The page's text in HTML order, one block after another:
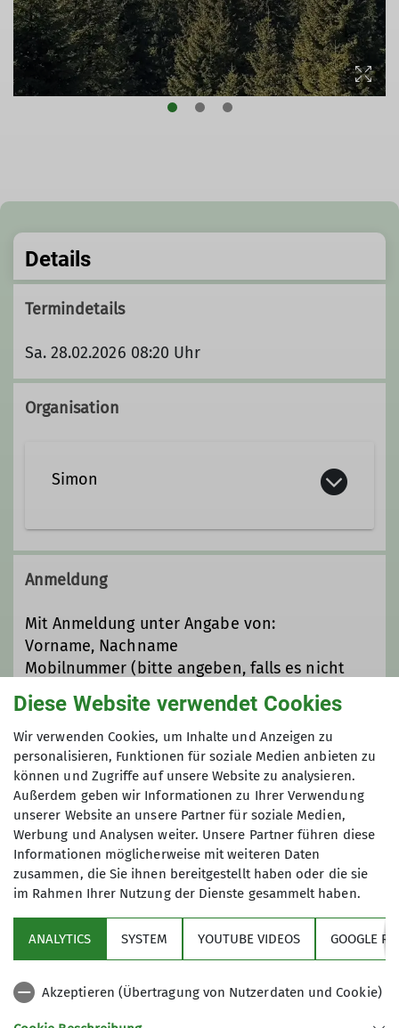
Details
Termindetails
Sa. 28.02.2026 08:20 Uhr
Organisation
Simon
simon@dav-goc.de
Qualifikationen
Wanderleiter*in
Trainer*in C Bergwandern
Details
Anmeldung
Mit Anmeldung unter Angabe von:
Vorname, Nachname
Mobilnummer (bitte angeben, falls es nicht
gewünscht ist, zu einer eventuellen WhatsApp-
Gruppe hinzugefügt zu werden)
GOC- bzw. DAV-Mitglied: ja/nein (falls nein,
Angabe der Haftpflichtversicherung)
Deutschlandticket vorhanden: ja/nein
Anmeldung bis
27.02.2026
Sektion
Diese Website verwendet Cookies
Wir verwenden Cookies, um Inhalte und Anzeigen zu
personalisieren, Funktionen für soziale Medien anbieten zu
können und Zugriffe auf unsere Website zu analysieren.
Außerdem geben wir Informationen zu Ihrer Verwendung
unserer Website an unsere Partner für soziale Medien,
Werbung und Analysen weiter. Unsere Partner führen diese
Informationen möglicherweise mit weiteren Daten
zusammen, die Sie ihnen bereitgestellt haben oder die sie
im Rahmen Ihrer Nutzung der Dienste gesammelt haben.
ANALYTICS SYSTEM YOUTUBE VIDEOS GOOGLE
Akzeptieren (Übertragung von Nutzerdaten und Cookie)